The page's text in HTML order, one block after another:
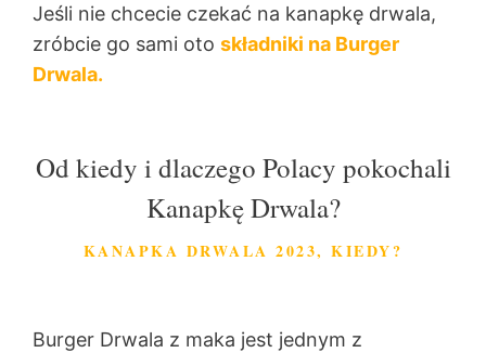
Jeśli nie chcecie czekać na kanapkę drwala,
zróbcie go sami oto składniki na Burger
Drwala.
Od kiedy i dlaczego Polacy pokochali
Kanapkę Drwala?
KANAPKA DRWALA 2023, KIEDY?
Burger Drwala z maka jest jednym z